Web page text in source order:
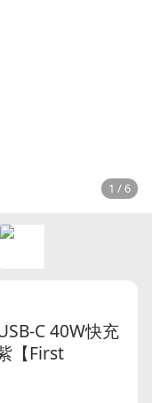
1 / 6
C 40W快充
【First